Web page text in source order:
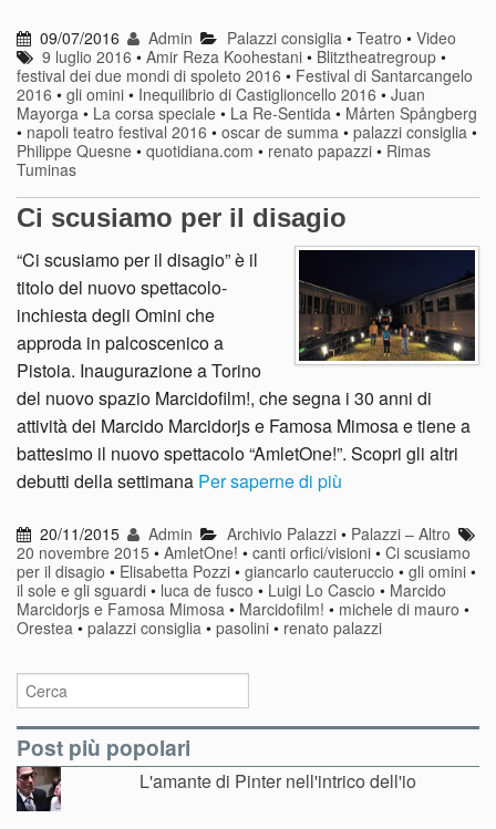
09/07/2016 Admin Palazzi consiglia• Teatro • Video
9 luglio 2016 •Amir Reza Koohestani • Blitztheatregroup •
festival dei due mondi di spoleto 2016 • Festival di Santarcangelo
2016 • gli omini • Inequilibrio di Castiglioncello 2016 • Juan
Mayorga • La corsa speciale • La Re-Sentida • Mårten Spångberg
• napoli teatro festival 2016 • oscar de summa • palazzi consiglia •
Philippe Quesne • quotidiana.com • renato papazzi • Rimas
Tuminas
Ci scusiamo per il disagio
“Ci scusiamo per il disagio” è il
titolo del nuovo spettacolo-
inchiesta degli Omini che
approda in palcoscenico a
Pistoia. Inaugurazione a Torino
del nuovo spazio Marcidofilm!, che segna i 30 anni di
attività dei Marcido Marcidorjs e Famosa Mimosa e tiene a
battesimo il nuovo spettacolo “AmletOne!”. Scopri gli altri
debutti della settimana Per saperne di più
20/11/2015 Admin Archivio Palazzi• Palazzi – Altro
20 novembre 2015 • AmletOne! • canti orfici/visioni • Ci scusiamo
per il disagio • Elisabetta Pozzi • giancarlo cauteruccio • gli omini •
il sole e gli sguardi • luca de fusco • Luigi Lo Cascio • Marcido
Marcidorjs e Famosa Mimosa • Marcidofilm! • michele di mauro •
Orestea • palazzi consiglia • pasolini • renato palazzi
Post più popolari
L'amante di Pinter nell'intrico dell'io